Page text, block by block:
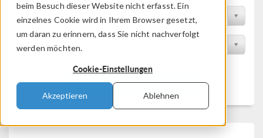
beim Besuch dieser Website nicht erfasst. Ein
einzelnes Cookie wird in Ihrem Browser gesetzt,
um daran zu erinnern, dass Sie nicht nachverfolgt
werden möchten.
Cookie-Einstellungen
Akzeptieren Ablehnen
Nach Themenbereich filtern
Nach Produkt filtern
Filtern